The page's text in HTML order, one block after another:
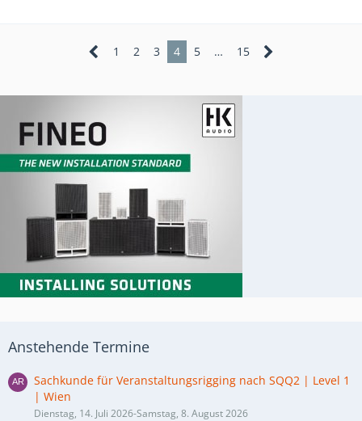
1 2 3 4 5 … 15
Anstehende Termine
Sachkunde für Veranstaltungsrigging nach SQQ2 | Level 1
| Wien
Dienstag, 14. Juli 2026-Samstag, 8. August 2026